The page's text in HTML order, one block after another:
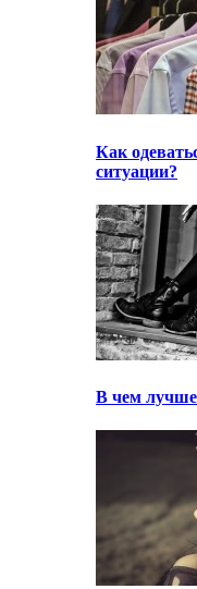
Как
ситуации?
В чем лучше